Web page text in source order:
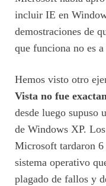
incluir IE en
demostraciones de
que funciona no es
Hemos visto otro
Vista no fue
desde luego supuso
de Windows XP.
Microsoft tardaron 6
sistema operativo
plagado de fallos y